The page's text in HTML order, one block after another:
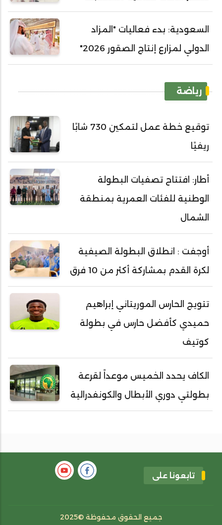
السعودية: بدء فعاليات "المزاد
الدولي لمزارع إنتاج الصقور 2026"
رياضة
توقيع خطة عمل لتمكين 730 شابًا
ريفيًا
أطار: افتتاح تصفيات البطولة
الوطنية للفئات العمرية بمنطقة
الشمال
أوجفت : انطلاق البطولة الصيفية
لكرة القدم بمشاركة أكثر من 10 فرق
تتويج الحارس الموريتاني إبراهيم
حميدي كأفضل حارس في بطولة
كوتيف
الكاف يحدد الخميس موعداً لقرعة
بطولتي دوري الأبطال والكونفدرالية
تابعونا على
جميع الحقوق محفوظة ©2025